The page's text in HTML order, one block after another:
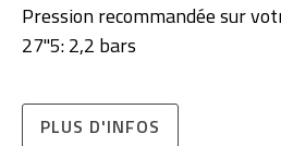
Pression recommandée sur
27''5: 2,2 bars
PLUS D'INFOS